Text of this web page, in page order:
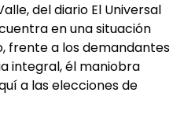
del diario El Universal
en una situación
frente a los demandantes
integral, él maniobra
a las elecciones de